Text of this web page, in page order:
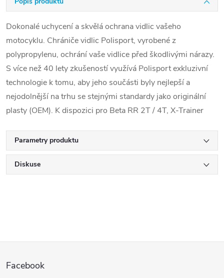
Dokonalé uchycení a skvělá ochrana vidlic vašeho
motocyklu. Chrániče vidlic Polisport, vyrobené z
polypropylenu, ochrání vaše vidlice před škodlivými nárazy.
S více než 40 lety zkušeností využívá Polisport exkluzivní
technologie k tomu, aby jeho součásti byly nejlepší a
nejodolnější na trhu se stejnými standardy jako originální
plasty (OEM). K dispozici pro Beta RR 2T / 4T, X-Trainer
Parametry produktu
Diskuse
Facebook